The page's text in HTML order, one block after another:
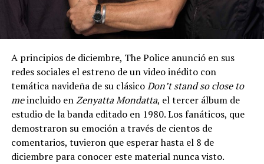
A principios de diciembre, The Police anunció en sus
redes sociales el estreno de un video inédito con
temática navideña de su clásicoDon’t stand so close to
meincluido enZenyatta Mondatta, el tercer álbum de
estudio de la banda editado en 1980. Los fanáticos, que
demostraron su emoción a través de cientos de
comentarios, tuvieron que esperar hasta el 8 de
diciembre para conocer este material nunca visto.